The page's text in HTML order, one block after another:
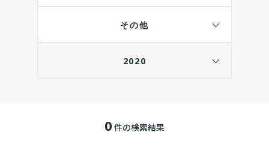
その他
2020
0 件の検索結果